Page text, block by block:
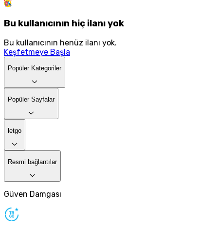
Bu kullanıcının hiç ilanı yok
Bu kullanıcının henüz ilanı yok.
Keşfetmeye Başla
Popüler Kategoriler
Popüler Sayfalar
letgo
Resmi bağlantılar
Güven Damgası